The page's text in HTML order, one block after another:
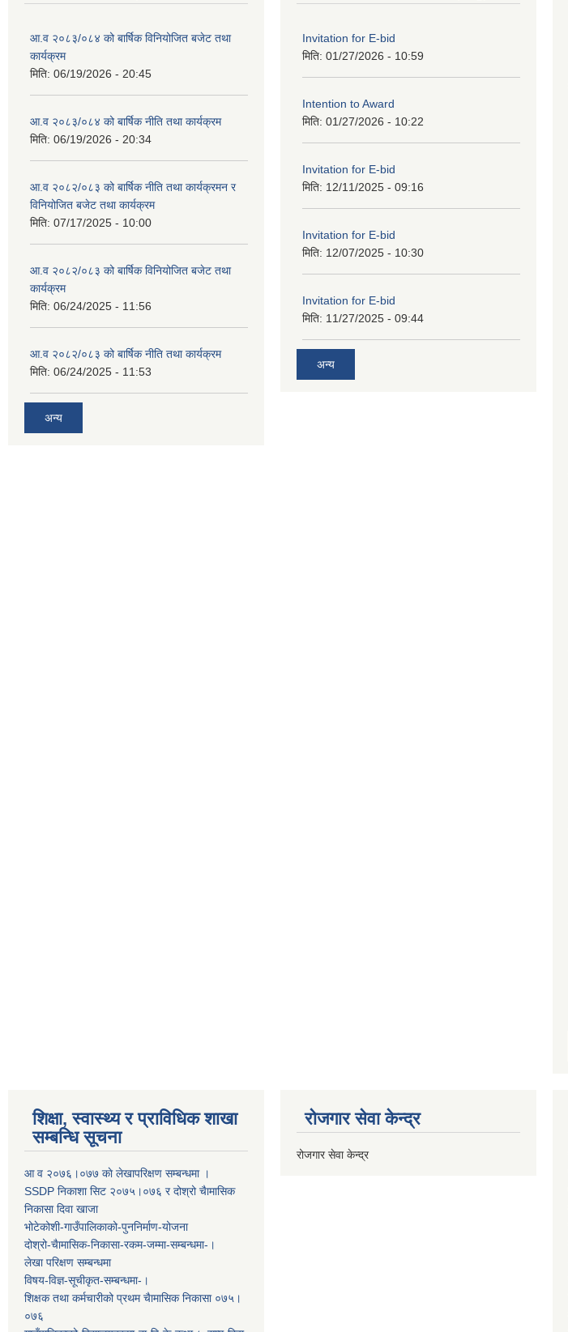
आ.व २०८३/०८४ को बार्षिक विनियोजित बजेट तथा
कार्यक्रम
मिति: 06/19/2026 - 20:45
आ.व २०८३/०८४ को बार्षिक नीति तथा कार्यक्रम
मिति: 06/19/2026 - 20:34
आ.व २०८२/०८३ को बार्षिक नीति तथा कार्यक्रमन र
विनियोजित बजेट तथा कार्यक्रम
मिति: 07/17/2025 - 10:00
आ.व २०८२/०८३ को बार्षिक विनियोजित बजेट तथा
कार्यक्रम
मिति: 06/24/2025 - 11:56
आ.व २०८२/०८३ को बार्षिक नीति तथा कार्यक्रम
मिति: 06/24/2025 - 11:53
अन्य
Invitation for E-bid
मिति: 01/27/2026 - 10:59
Intention to Award
मिति: 01/27/2026 - 10:22
Invitation for E-bid
मिति: 12/11/2025 - 09:16
Invitation for E-bid
मिति: 12/07/2025 - 10:30
Invitation for E-bid
मिति: 11/27/2025 - 09:44
अन्य
शिक्षा, स्वास्थ्य र प्राविधिक शाखा
सम्बन्धि सूचना
आ व २०७६।०७७ काे लेखापरिक्षण सम्बन्धमा ।
SSDP निकाशा सिट २०७५।०७६ र दोश्रो चैामासिक
निकासा दिवा खाजा
भोटेकोशी-गाउँपालिकाको-पुननिर्माण-योजना
दोश्रो-चैामासिक-निकासा-रकम-जम्मा-सम्बन्धमा-।
लेखा परिक्षण सम्बन्धमा
विषय-विज्ञ-सूचीकृत-सम्बन्धमा-।
शिक्षक तथा कर्मचारीको प्रथम च‌ैामासिक निकासा ०७५।
०७६
रोजगार सेवा केन्द्र
रोजगार सेवा केन्द्र